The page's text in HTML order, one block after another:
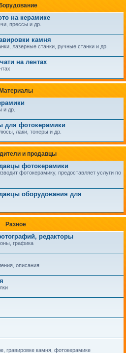
на керамике
прессы и др.
камня
лазерные станки, ручные станки и др.
на лентах
Материалы
и др.
для фотокерамики
лаки, тонеры и др.
и продавцы
фотокерамики
фотокерамику, предоставляет услуги по
оборудования для
Разное
редакторы
графика
описания
гравировке камня, фотокерамике